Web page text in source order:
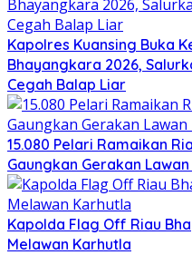
Kapolres Kuansing Buka
Bhayangkara 2026,
Cegah Balap Liar
15.080 Pelari Ramaikan
Gaungkan Gerakan
Kapolda Flag Off Riau
Melawan Karhutla